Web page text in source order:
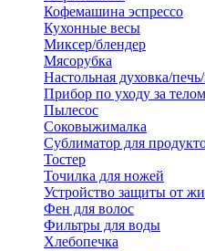
Кофемашина эспрессо
Кухонные весы
Миксер/блендер
Мясорубка
Настольная духовка/
Прибор по уходу за телом
Пылесос
Соковыжималка
Сублиматор для
Тостер
Точилка для ножей
Устройство защиты от
Фен для волос
Фильтры для воды
Хлебопечка